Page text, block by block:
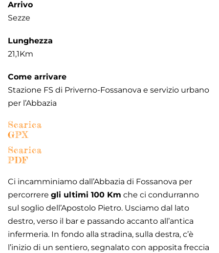
Arrivo
Sezze
Lunghezza
21,1Km
Come arrivare
Stazione FS di Priverno-Fossanova e servizio urbano
per l’Abbazia
Scarica
GPX
Scarica
PDF
Ci incamminiamo dall’Abbazia di Fossanova per
percorrere gli ultimi 100 Km che ci condurranno
sul soglio dell’Apostolo Pietro. Usciamo dal lato
destro, verso il bar e passando accanto all’antica
infermeria. In fondo alla stradina, sulla destra, c’è
l’inizio di un sentiero, segnalato con apposita freccia